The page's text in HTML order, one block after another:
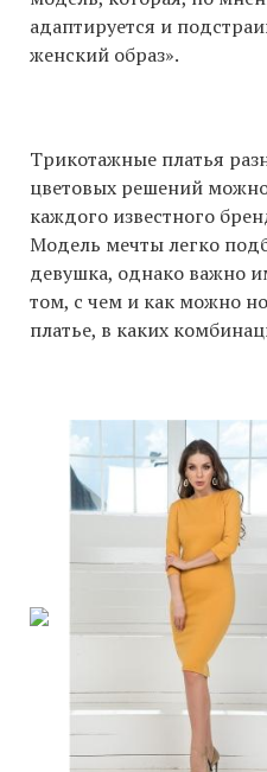
адаптируется и
женский образ».
Трикотажные платья
цветовых решений
каждого известного
Модель мечты легко
девушка, однако важно
том, с чем и как можно
платье, в каких